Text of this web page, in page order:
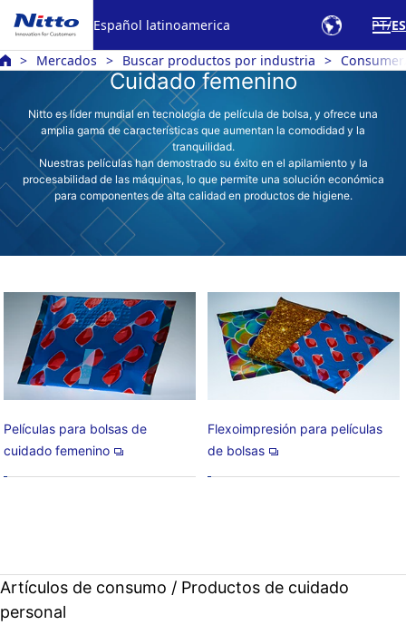
Español latinoamerica PT ES
Mercados Buscar productos por industria
Cuidado femenino
Nitto es líder mundial en tecnología de película de bolsa, y ofrece una
amplia gama de características que aumentan la comodidad y la
tranquilidad.
Nuestras películas han demostrado su éxito en el apilamiento y la
procesabilidad de las máquinas, lo que permite una solución económica
para componentes de alta calidad en productos de higiene.
Películas para bolsas de
cuidado femenino
Flexoimpresión para películas
de bolsas
Artículos de consumo / Productos de cuidado
personal